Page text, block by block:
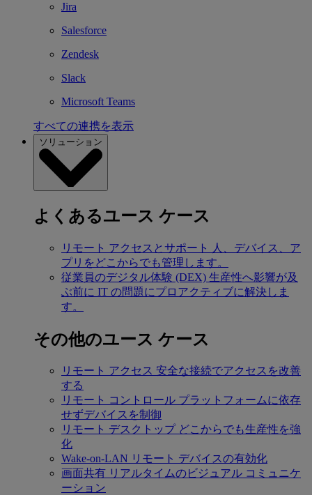
Jira
Salesforce
Zendesk
Slack
Microsoft Teams
すべての連携を表示
ソリューション
よくあるユース ケース
リモート アクセスとサポート
人、デバイス、ア
プリをどこからでも管理します。
従業員のデジタル体験 (DEX) 生産性へ影響が及
ぶ前に IT の問題にプロアクティブに解決しま
す。
その他のユース ケース
リモート アクセス 安全な接続でアクセスを改善
する
リモート コントロール プラットフォームに依存
せずデバイスを制御
リモート デスクトップ どこからでも生産性を強
化
Wake-on-LAN リモート デバイスの有効化
画面共有 リアルタイムのビジュアル コミュニケ
ーション